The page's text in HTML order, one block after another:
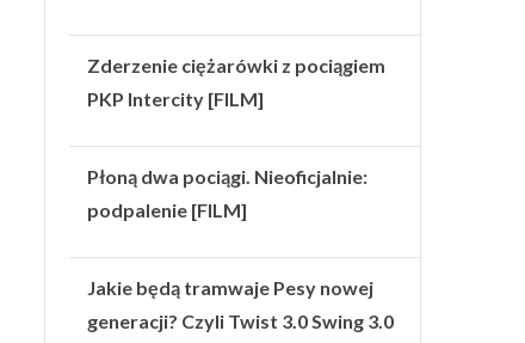
Zderzenie ciężarówki z pociągiem
PKP Intercity [FILM]
Płoną dwa pociągi. Nieoficjalnie:
podpalenie [FILM]
Jakie będą tramwaje Pesy nowej
generacji? Czyli Twist 3.0 Swing 3.0